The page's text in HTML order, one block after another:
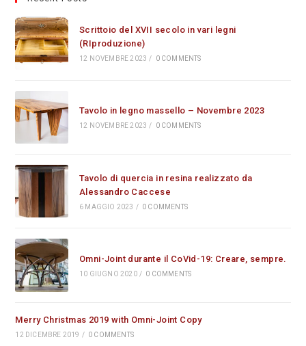
Scrittoio del XVII secolo in vari legni
(RIproduzione)
12 NOVEMBRE 2023 / 0 COMMENTS
Tavolo in legno massello – Novembre 2023
12 NOVEMBRE 2023 / 0 COMMENTS
Tavolo di quercia in resina realizzato da
Alessandro Caccese
6 MAGGIO 2023 / 0 COMMENTS
Omni-Joint durante il CoVid-19: Creare, sempre.
10 GIUGNO 2020 / 0 COMMENTS
Merry Christmas 2019 with Omni-Joint Copy
12 DICEMBRE 2019 / 0 COMMENTS